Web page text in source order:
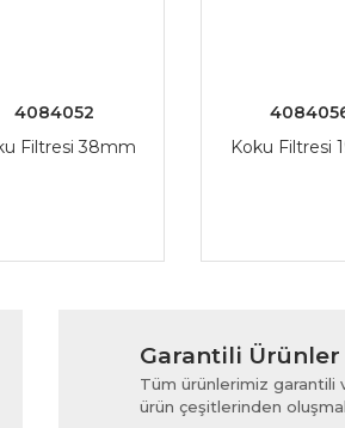
4084052
Filtresi 38mm
Koku Filtresi
Garantili Ürünler
Tüm ürünlerimiz garantili
ürün çeşitlerinden